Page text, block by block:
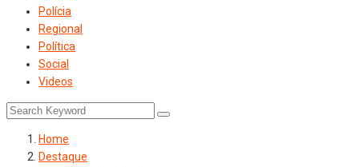
Polícia
Regional
Política
Social
Videos
Home
Destaque